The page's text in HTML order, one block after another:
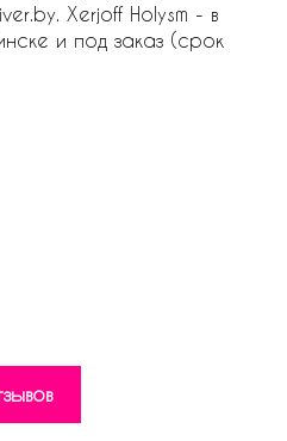
Xerjoff Holysm - в
и под заказ (срок